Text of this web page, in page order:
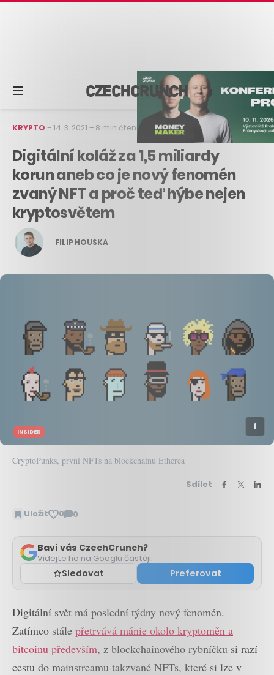
KRYPTO –14. 3. 2021 – 8 min čtení
Digitální koláž za 1,5 miliardy
korun aneb co je nový fenomén
zvaný NFT a proč teď hýbe nejen
kryptosvětem
FILIP HOUSKA
INSIDER
CryptoPunks, první NFTs na blockchainu Etherea
Sdílet
Uložit 0 0
Zobrazit
Baví vás CzechCrunch?
Vídejte ho na Googlu častěji.
Sledovat Preferovat
Digitální svět má poslední týdny nový fenomén.
Zatímco stále přetrvává mánie okolo kryptoměn a
bitcoinu především, z blockchainového rybníčku si razí
cestu do mainstreamu takzvané NFTs, které si lze v